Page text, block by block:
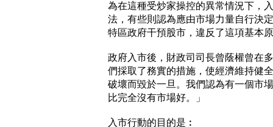
為在這種受炒家操控的異常情況下，
法，有些則認為應由市場力量自行決
特區政府干預股市，違反了這項基本
政府入市後，財政司司長曾蔭權曾在
們採取了務實的措施，使經濟維持健
破壞而毀於一旦。我們認為有一個市
比完全沒有市場好。」
入市行動的目的是︰